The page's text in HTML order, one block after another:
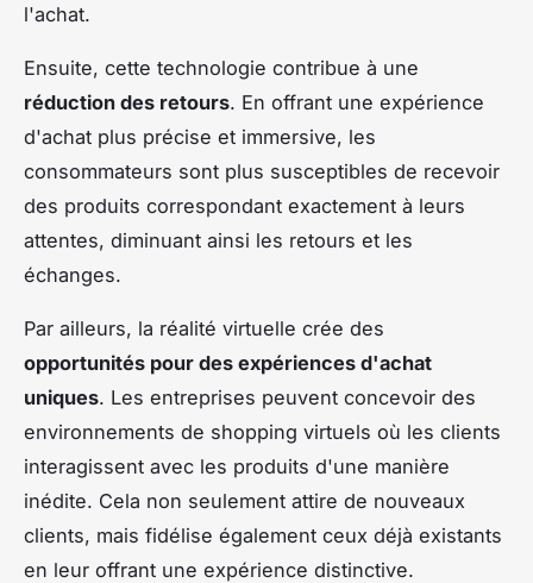
l'achat.
Ensuite, cette technologie contribue à une
réduction des retours. En offrant une expérience
d'achat plus précise et immersive, les
consommateurs sont plus susceptibles de recevoir
des produits correspondant exactement à leurs
attentes, diminuant ainsi les retours et les
échanges.
Par ailleurs, la réalité virtuelle crée des
opportunités pour des expériences d'achat
uniques. Les entreprises peuvent concevoir des
environnements de shopping virtuels où les clients
interagissent avec les produits d'une manière
inédite. Cela non seulement attire de nouveaux
clients, mais fidélise également ceux déjà existants
en leur offrant une expérience distinctive.